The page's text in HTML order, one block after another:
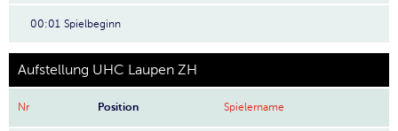
00:01 Spielbeginn
Aufstellung UHC Laupen ZH
Nr Position Spielername